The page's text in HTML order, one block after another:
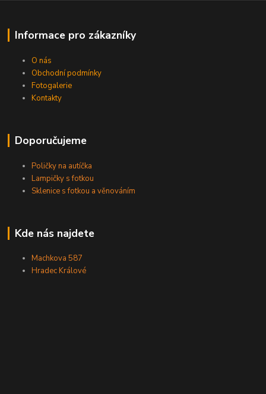
Informace pro zákazníky
O nás
Obchodní podmínky
Fotogalerie
Kontakty
Doporučujeme
Poličky na autíčka
Lampičky s fotkou
Sklenice s fotkou a věnováním
Kde nás najdete
Machkova 587
Hradec Králové